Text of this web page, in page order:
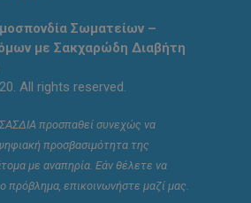
Σωματείων –
με Σακχαρώδη Διαβήτη
All rights reserved.
προσπαθεί συνεχώς να
προσβασιμότητα της
με αναπηρία. Εάν θέλετε να
πρόβλημα, επικοινωνήστε μαζί μας.